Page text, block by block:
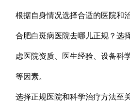
根据自身情况选择合适的医院和
合肥白斑病医院去哪儿正规？选
虑医院资质、医生经验、设备科
等因素。
选择正规医院和科学治疗方法至